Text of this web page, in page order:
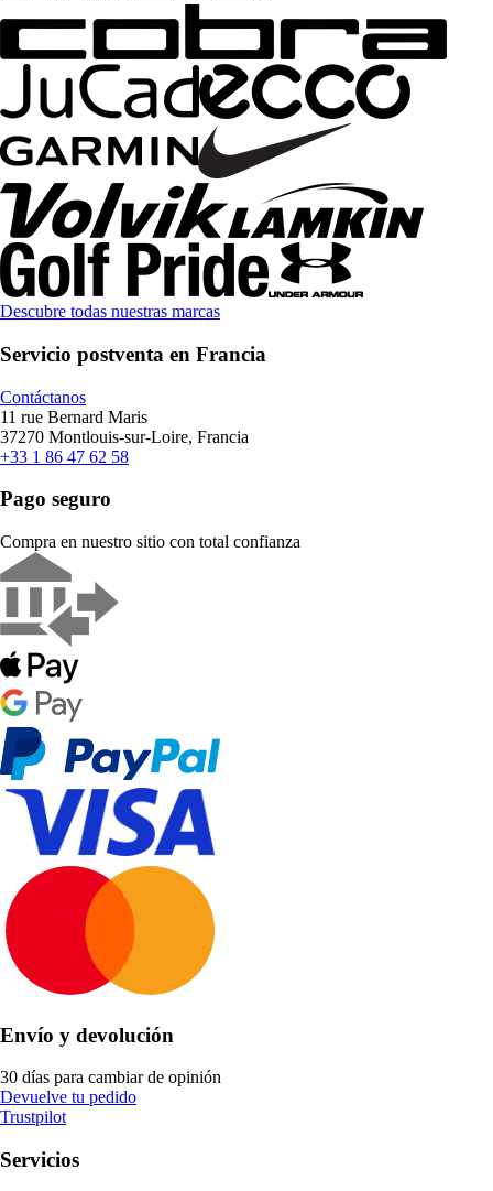
Descubre todas nuestras marcas
Servicio postventa en Francia
Contáctanos
11 rue Bernard Maris
37270 Montlouis-sur-Loire, Francia
+33 1 86 47 62 58
Pago seguro
Compra en nuestro sitio con total confianza
Envío y devolución
30 días para cambiar de opinión
Devuelve tu pedido
Trustpilot
Servicios